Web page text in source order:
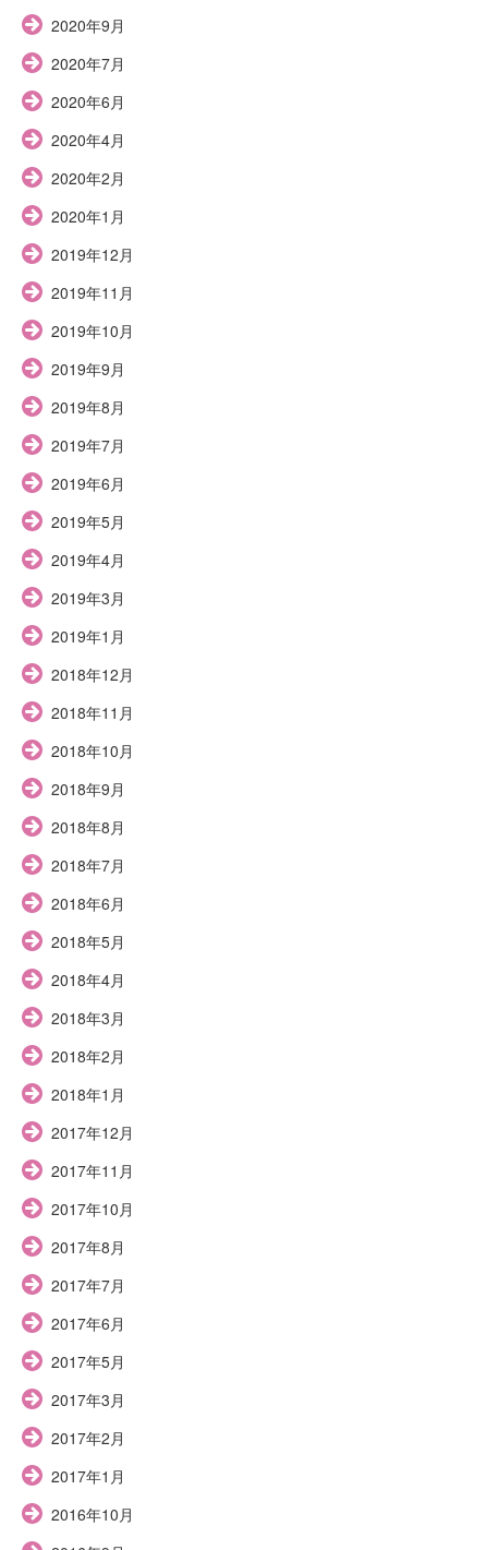
2020年9月
2020年7月
2020年6月
2020年4月
2020年2月
2020年1月
2019年12月
2019年11月
2019年10月
2019年9月
2019年8月
2019年7月
2019年6月
2019年5月
2019年4月
2019年3月
2019年1月
2018年12月
2018年11月
2018年10月
2018年9月
2018年8月
2018年7月
2018年6月
2018年5月
2018年4月
2018年3月
2018年2月
2018年1月
2017年12月
2017年11月
2017年10月
2017年8月
2017年7月
2017年6月
2017年5月
2017年3月
2017年2月
2017年1月
2016年10月